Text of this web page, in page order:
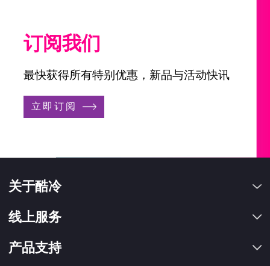
订阅我们
最快获得所有特别优惠，新品与活动快讯
立即订阅
关于酷冷
线上服务
产品支持